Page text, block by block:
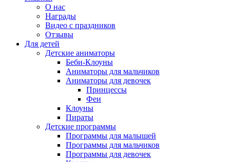
О нас
Награды
Видео с праздников
Отзывы
Для детей
Детские аниматоры
Беби-Клоуны
Аниматоры для мальчиков
Аниматоры для девочек
Принцессы
Феи
Клоуны
Пираты
Детские программы
Программы для малышей
Программы для мальчиков
Программы для девочек